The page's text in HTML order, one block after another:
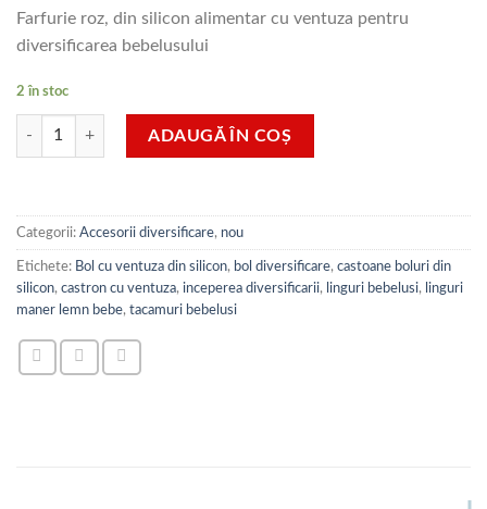
a
fost:
este:
Farfurie roz, din silicon alimentar cu ventuza pentru
diversificarea bebelusului
2 în stoc
Cantitate Farfurie din silicon, cu ventuze, compartimentata pentru
ADAUGĂ ÎN COȘ
Categorii: Accesorii diversificare, nou
Etichete: Bol cu ventuza din silicon, bol diversificare, castoane boluri din
silicon, castron cu ventuza, inceperea diversificarii, linguri bebelusi,
linguri
maner lemn bebe, tacamuri bebelusi